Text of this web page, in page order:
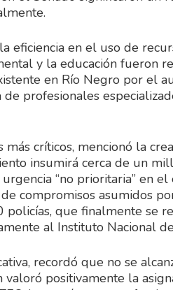
eficiencia en el uso de
y la educación fueron
en Río Negro por el
profesionales
críticos, mencionó la
insumirá cerca de un
“no prioritaria” en
compromisos asumidos
policías, que finalmente se
al Instituto Nacional
recordó que no se
valoró positivamente la